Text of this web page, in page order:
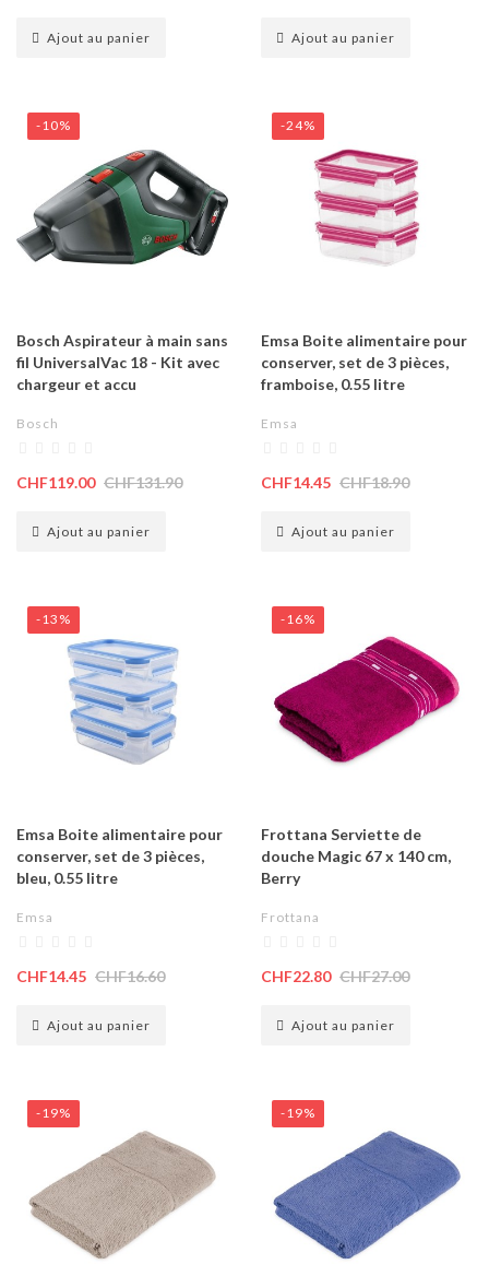
Ajout au panier Ajout au panier
-10%
Bosch Aspirateur à main sans
fil UniversalVac 18 - Kit avec
chargeur et accu
Bosch
CHF119.00 CHF131.90
Ajout au panier
-24%
Emsa Boite alimentaire pour
conserver, set de 3 pièces,
framboise, 0.55 litre
Emsa
CHF14.45 CHF18.90
Ajout au panier
-13%
Emsa Boite alimentaire pour
conserver, set de 3 pièces,
bleu, 0.55 litre
Emsa
CHF14.45 CHF16.60
Ajout au panier
-16%
Frottana Serviette de
douche Magic 67 x 140 cm,
Berry
Frottana
CHF22.80 CHF27.00
Ajout au panier
-19% -19%